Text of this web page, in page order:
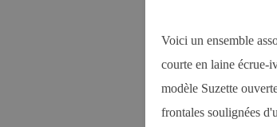
Voici un ensemble
courte en laine écrue-
modèle Suzette
frontales soulignées